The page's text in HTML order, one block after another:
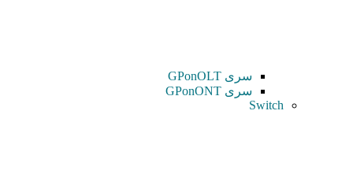
سری GPonOLT
سری GPonONT
Switch